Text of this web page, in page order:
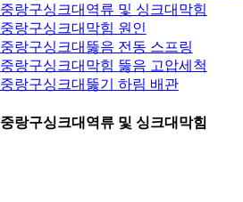
랑구싱크대역류 및 싱크대막힘
랑구싱크대막힘 원인
랑구싱크대뚫음 전동 스프링
랑구싱크대막힘 뚫음 고압세척
랑구싱크대뚫기 하림 배관
랑구싱크대역류 및 싱크대막힘